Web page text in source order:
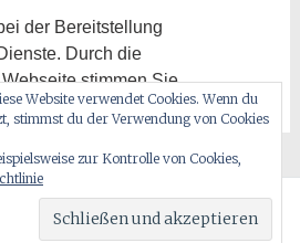
der Bereitstellung
Durch die
stimmen Sie
Cookies zu.
hier entlang.
WordPress | Theme: Radiate von
Website verwendet Cookies. Wenn du
stimmst du der Verwendung von Cookies
zur Kontrolle von Cookies,